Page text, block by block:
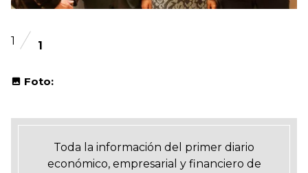
1 1
Foto:
Toda la información del primer diario
económico, empresarial y financiero de